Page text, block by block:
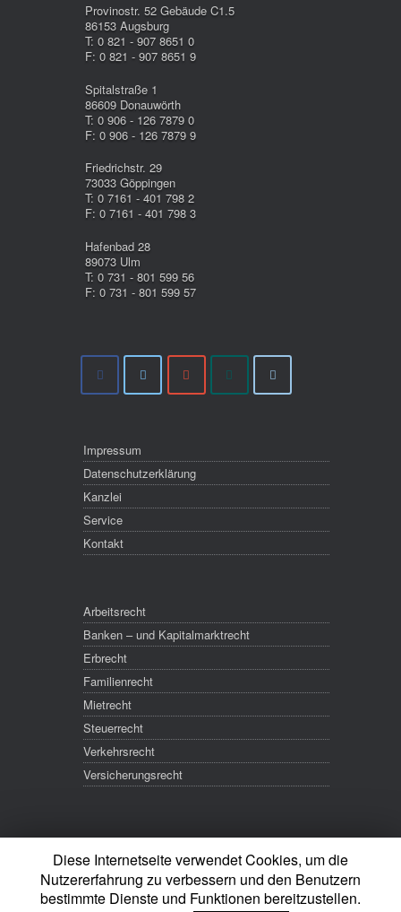
Provinostr. 52 Gebäude C1.5
86153 Augsburg
T: 0 821 - 907 8651 0
F: 0 821 - 907 8651 9
Spitalstraße 1
86609 Donauwörth
T: 0 906 - 126 7879 0
F: 0 906 - 126 7879 9
Friedrichstr. 29
73033 Göppingen
T: 0 7161 - 401 798 2
F: 0 7161 - 401 798 3
Hafenbad 28
89073 Ulm
T: 0 731 - 801 599 56
F: 0 731 - 801 599 57
Impressum
Datenschutzerklärung
Kanzlei
Service
Kontakt
Arbeitsrecht
Banken – und Kapitalmarktrecht
Erbrecht
Familienrecht
Mietrecht
Steuerrecht
Verkehrsrecht
Versicherungsrecht
Diese Internetseite verwendet Cookies, um die
Nutzererfahrung zu verbessern und den Benutzern
bestimmte Dienste und Funktionen bereitzustellen.